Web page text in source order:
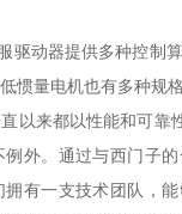
驱动器提供多种控制
惯量电机也有多种规格
以来都以性能和可靠
外。通过与西门子
有一支技术团队，